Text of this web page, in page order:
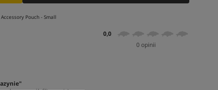
Accessory Pouch - Small
0,0
0 opinii